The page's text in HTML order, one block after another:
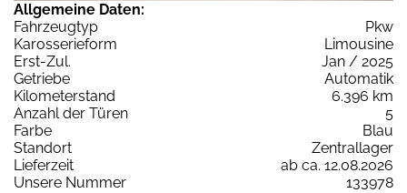
Allgemeine Daten:
Fahrzeugtyp
Pkw
Karosserieform
Limousine
Erst-Zul.
Jan / 2025
Getriebe
Automatik
Kilometerstand
6.396 km
Anzahl der Türen
5
Farbe
Blau
Standort
Zentrallager
Lieferzeit
ab ca. 12.08.2026
Unsere Nummer
133978